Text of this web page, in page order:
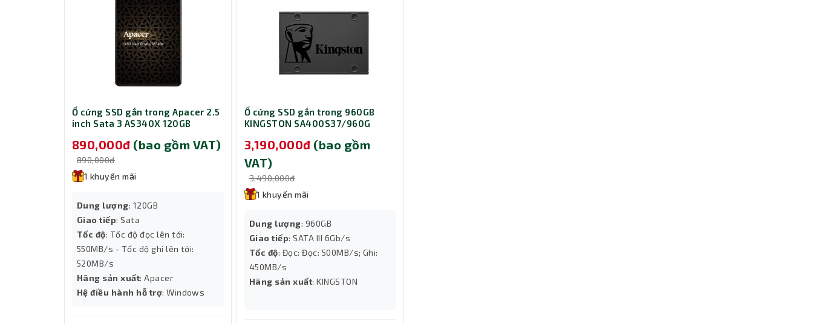
Ổ cứng SSD gắn trong Apacer 2.5
inch Sata 3 AS340X 120GB
890,000đ (bao gồm VAT)
890,000đ
1 khuyến mãi
Dung lượng: 120GB
Giao tiếp: Sata
Tốc độ: Tốc độ đọc lên tới:
550MB/s - Tốc độ ghi lên tới:
520MB/s
Hãng sản xuất: Apacer
Hệ điều hành hỗ trợ: Windows
Ổ cứng SSD gắn trong 960GB
KINGSTON SA400S37/960G
3,190,000đ (bao gồm
VAT)
3,490,000đ
1 khuyến mãi
Dung lượng: 960GB
Giao tiếp: SATA III 6Gb/s
Tốc độ: Đọc: Đọc: 500MB/s; Ghi:
450MB/s
Hãng sản xuất: KINGSTON